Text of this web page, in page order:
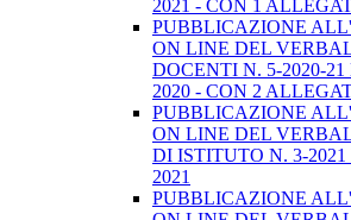
2021 - CON 1
PUBBLICAZIONE
ON LINE DEL
DOCENTI N. 5-2020-
2020 - CON 2
PUBBLICAZIONE
ON LINE DEL
DI ISTITUTO N. 3-
2021
PUBBLICAZIONE